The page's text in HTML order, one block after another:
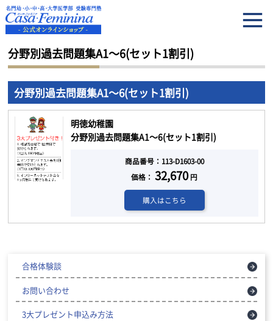
HOME 分野別過去問題集A1～6(セット1割引)
分野別過去問題集A1～6(セット1割引)
分野別過去問題集A1～6(セット1割引)
明徳幼稚園
分野別過去問題集A1～6(セット1割引)
商品番号：113-D1603-00
価格：32,670円
購入はこちら
合格体験談
お問い合わせ
3大プレゼント申込み方法